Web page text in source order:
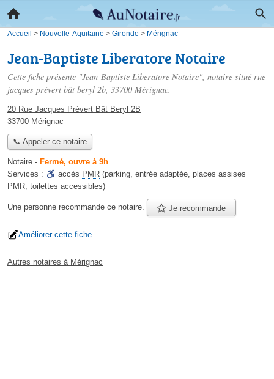
Accueil > Nouvelle-Aquitaine > Gironde > Mérignac
Jean-Baptiste Liberatore Notaire
Cette fiche présente "Jean-Baptiste Liberatore Notaire", notaire situé rue
jacques prévert bât beryl 2b, 33700 Mérignac.
20 Rue Jacques Prévert Bât Beryl 2B
33700 Mérignac
📞 Appeler ce notaire
Notaire - Fermé, ouvre à 9h
Services :
accès PMR (parking, entrée adaptée, places assises
PMR, toilettes accessibles)
Une personne recommande ce notaire. Je recommande
Améliorer cette fiche
Autres notaires à Mérignac